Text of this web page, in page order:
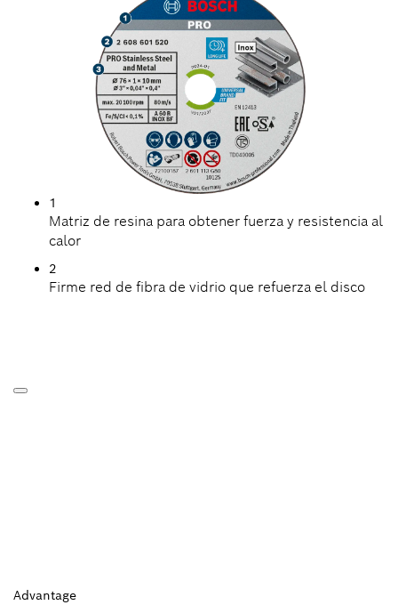
1
Matriz de resina para obtener fuerza y resistencia al
calor
2
Firme red de fibra de vidrio que refuerza el disco
Advantage